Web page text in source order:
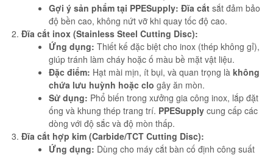
Gợi ý sản phẩm tại PPESupply: Đĩa cắt sắt đảm bảo
độ bền cao, không nứt vỡ khi quay tốc độ cao.
Đĩa cắt inox (Stainless Steel Cutting Disc):
Ứng dụng: Thiết kế đặc biệt cho inox (thép không gỉ),
giúp tránh làm cháy hoặc ố màu bề mặt vật liệu.
Đặc điểm: Hạt mài mịn, ít bụi, và quan trọng là không
chứa lưu huỳnh hoặc clo gây ăn mòn.
Sử dụng: Phổ biến trong xưởng gia công inox, lắp đặt
ống và khung thép trang trí. PPESupply cung cấp các
dòng với độ sắc và độ mòn thấp.
Đĩa cắt hợp kim (Carbide/TCT Cutting Disc):
Ứng dụng: Dùng cho máy cắt bàn cố định công suất